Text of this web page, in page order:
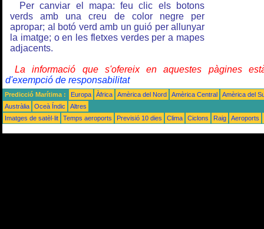
Per canviar el mapa: feu clic els botons
verds amb una creu de color negre per
apropar; al botó verd amb un guió per allunyar
la imatge; o en les fletxes verdes per a mapes
adjacents.
La informació que s'ofereix en aquestes pàgines
d'exempció de responsabilitat
Predicció Marítima : Europa Àfrica Amèrica del Nord Amèrica Central
Amèrica del
Austràlia
Oceà Índic
Altres
Imatges de satèl·lit
Temps aeroports Previsió 10 dies Clima Ciclons Raig Aeroports